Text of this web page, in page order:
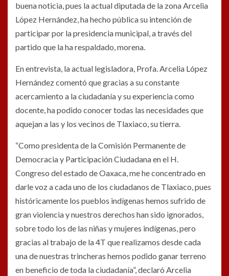
buena noticia, pues la actual diputada de la zona Arcelia
López Hernández, ha hecho pública su intención de
participar por la presidencia municipal, a través del
partido que la ha respaldado, morena.
En entrevista, la actual legisladora, Profa. Arcelia López
Hernández comentó que gracias a su constante
acercamiento a la ciudadanía y su experiencia como
docente, ha podido conocer todas las necesidades que
aquejan a las y los vecinos de Tlaxiaco, su tierra.
“Como presidenta de la Comisión Permanente de
Democracia y Participación Ciudadana en el H.
Congreso del estado de Oaxaca, me he concentrado en
darle voz a cada uno de los ciudadanos de Tlaxiaco, pues
históricamente los pueblos indígenas hemos sufrido de
gran violencia y nuestros derechos han sido ignorados,
sobre todo los de las niñas y mujeres indígenas, pero
gracias al trabajo de la 4T que realizamos desde cada
una de nuestras trincheras hemos podido ganar terreno
en beneficio de toda la ciudadanía”, declaró Arcelia